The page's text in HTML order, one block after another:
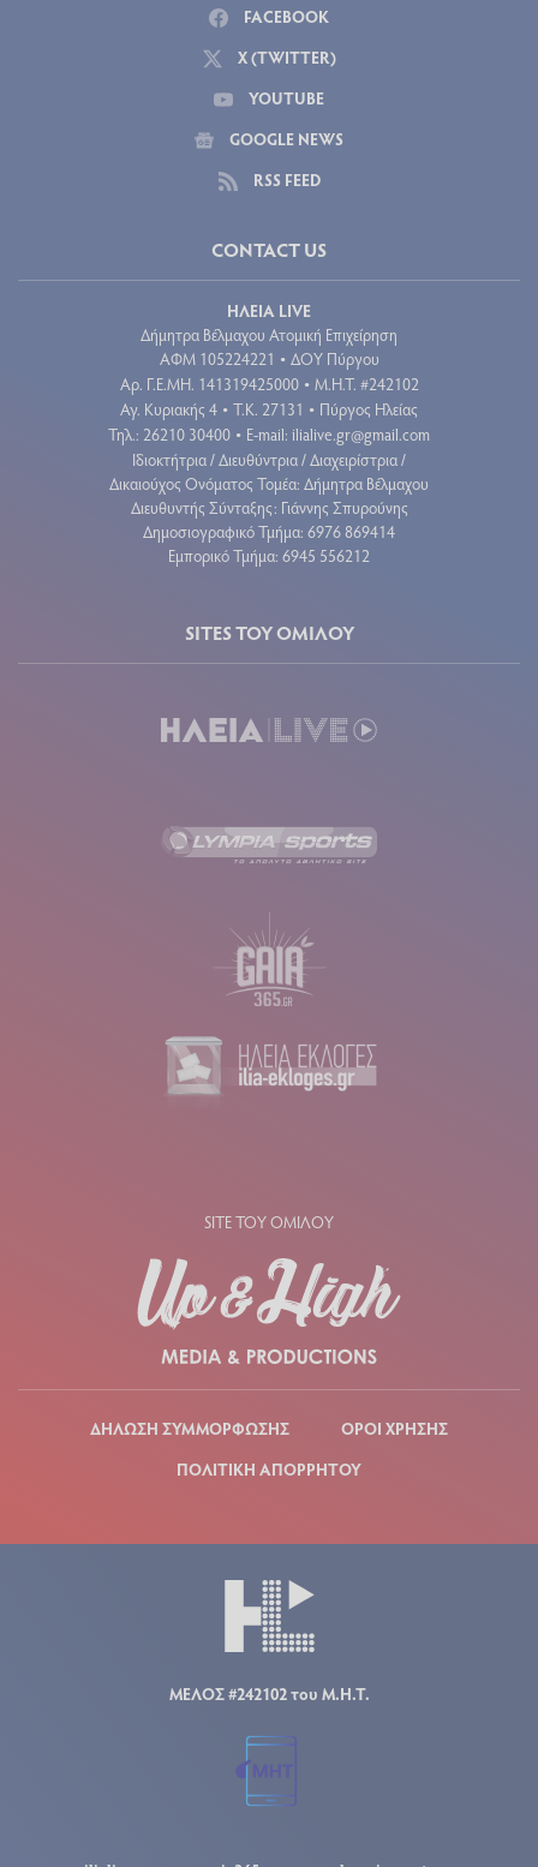
FACEBOOK
X (TWITTER)
YOUTUBE
GOOGLE NEWS
RSS FEED
CONTACT US
ΗΛΕΙΑ LIVE
Δήμητρα Βέλμαχου Ατομική Επιχείρηση
ΑΦΜ 105224221 • ΔΟΥ Πύργου
Aρ. Γ.Ε.ΜΗ. 141319425000 • Μ.Η.Τ. #242102
Αγ. Κυριακής 4 • Τ.Κ. 27131 • Πύργος Ηλείας
Τηλ.: 26210 30400 • E-mail: ilialive.gr@gmail.com
Ιδιοκτήτρια / Διευθύντρια / Διαχειρίστρια /
Δικαιούχος Ονόματος Τομέα: Δήμητρα Βέλμαχου
Διευθυντής Σύνταξης: Γιάννης Σπυρούνης
Δημοσιογραφικό Τμήμα: 6976 869414
Εμπορικό Τμήμα: 6945 556212
SITES ΤΟΥ ΟΜΙΛΟΥ
SITE ΤΟΥ ΟΜΙΛΟΥ
ΔΗΛΩΣΗ ΣΥΜΜΟΡΦΩΣΗΣ
ΟΡΟΙ ΧΡΗΣΗΣ
ΠΟΛΙΤΙΚΗ ΑΠΟΡΡΗΤΟΥ
ΜΕΛΟΣ #242102 του Μ.Η.Τ.